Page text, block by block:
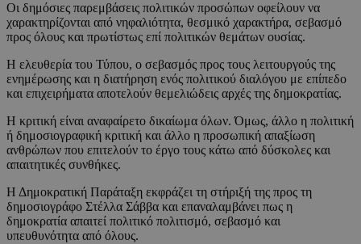
Οι δημόσιες παρεμβάσεις πολιτικών προσώπων οφείλουν να
χαρακτηρίζονται από νηφαλιότητα, θεσμικό χαρακτήρα, σεβασμό
προς όλους και πρωτίστως επί πολιτικών θεμάτων ουσίας.
Η ελευθερία του Τύπου, ο σεβασμός προς τους λειτουργούς της
ενημέρωσης και η διατήρηση ενός πολιτικού διαλόγου με επίπεδο
και επιχειρήματα αποτελούν θεμελιώδεις αρχές της δημοκρατίας.
Η κριτική είναι αναφαίρετο δικαίωμα όλων. Όμως, άλλο η πολιτική
ή δημοσιογραφική κριτική και άλλο η προσωπική απαξίωση
ανθρώπων που επιτελούν το έργο τους κάτω από δύσκολες και
απαιτητικές συνθήκες.
Η Δημοκρατική Παράταξη εκφράζει τη στήριξή της προς τη
δημοσιογράφο Στέλλα Σάββα και επαναλαμβάνει πως η
δημοκρατία απαιτεί πολιτικό πολιτισμό, σεβασμό και
υπευθυνότητα από όλους.